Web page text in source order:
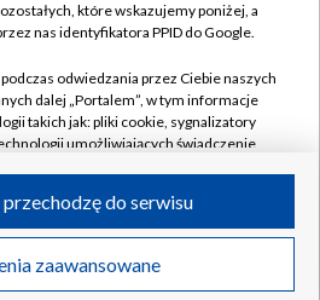
Pomoc
Kontakt
Kanały
Polska S.A. w likwidacji
które wskazujemy poniżej, a
nas identyfikatora PPID do Google.
odwiedzania przez Ciebie naszych
dalej „Portalem”, w tym informacje
takich jak: pliki cookie, sygnalizatory
umożliwiających świadczenie
odwiedzania przez Ciebie
takie jak adresy IP, identyfikatory
zaawansowane
do serwisu